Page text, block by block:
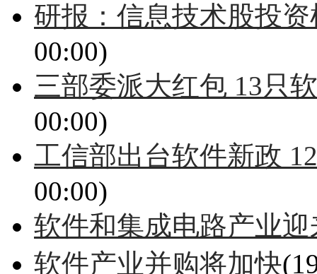
研报：信息技术股投
00:00)
三部委派大红包 13只
00:00)
工信部出台软件新政
00:00)
软件和集成电路产业
软件产业并购将加快